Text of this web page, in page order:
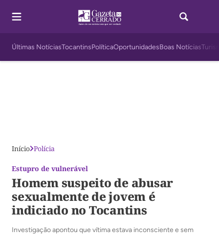
Últimas NotíciasTocantinsPolíticaOportunidadesBoas Notícias
Início Polícia
Estupro de vulnerável
Homem suspeito de abusar
sexualmente de jovem é
indiciado no Tocantins
Investigação apontou que vítima estava inconsciente e sem